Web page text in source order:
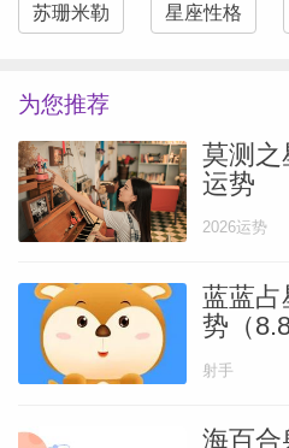
苏珊米勒 星座性格
为您推荐
莫测之
运势
2026运势
蓝蓝占
势（
射手
海百合